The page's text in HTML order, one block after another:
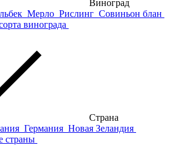
Виноград
Мерло Рислинг Совиньон блан
винограда
Страна
Германия Новая Зеландия
страны